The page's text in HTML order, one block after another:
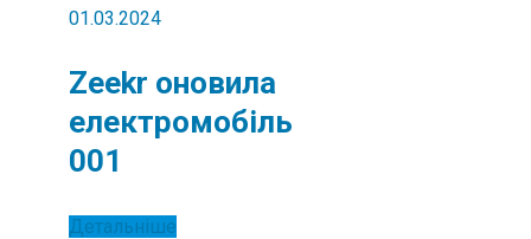
01.03.2024
Zeekr оновила
електромобіль
001
Детальніше